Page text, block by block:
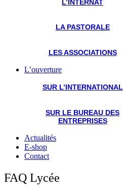
L’INTERNAT
LA PASTORALE
LES ASSOCIATIONS
L’ouverture
SUR L’INTERNATIONAL
SUR LE BUREAU DES
ENTREPRISES
Actualités
E-shop
Contact
FAQ Lycée